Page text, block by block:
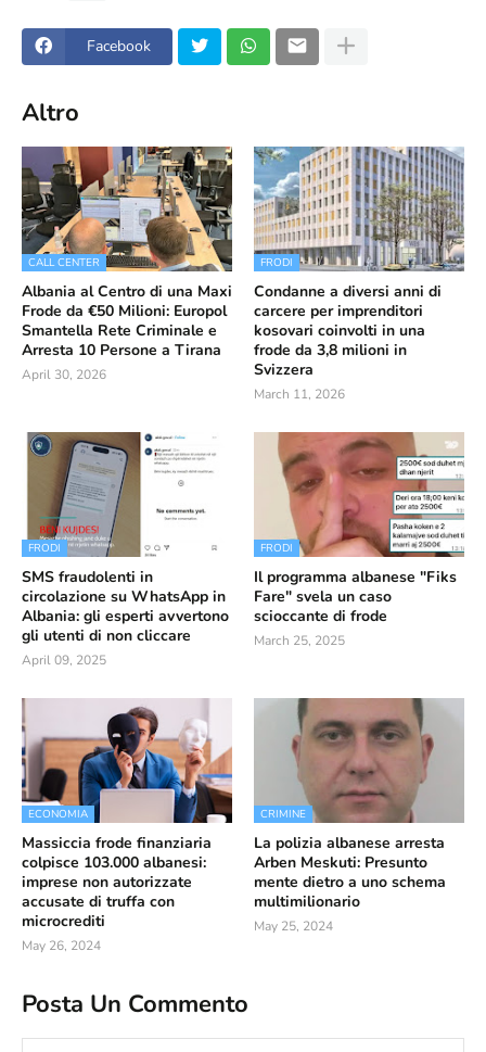
Facebook
Altro
CALL CENTER
Albania al Centro di una Maxi
Frode da €50 Milioni: Europol
Smantella Rete Criminale e
Arresta 10 Persone a Tirana
April 30, 2026
FRODI
Condanne a diversi anni di
carcere per imprenditori
kosovari coinvolti in una
frode da 3,8 milioni in
Svizzera
March 11, 2026
FRODI
SMS fraudolenti in
circolazione su WhatsApp in
Albania: gli esperti avvertono
gli utenti di non cliccare
April 09, 2025
FRODI
Il programma albanese "Fiks
Fare" svela un caso
scioccante di frode
March 25, 2025
ECONOMIA
Massiccia frode finanziaria
colpisce 103.000 albanesi:
imprese non autorizzate
accusate di truffa con
microcrediti
May 26, 2024
CRIMINE
La polizia albanese arresta
Arben Meskuti: Presunto
mente dietro a uno schema
multimilionario
May 25, 2024
Posta Un Commento